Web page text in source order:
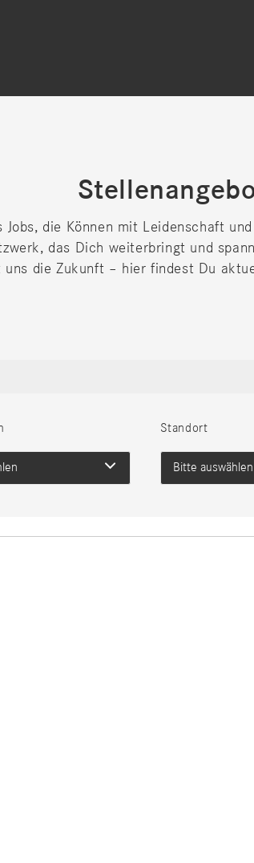
Jobs, die Können mit Leidenschaft
das Dich weiterbringt und
die Zukunft – hier findest Du
Standort
Bitte auswählen